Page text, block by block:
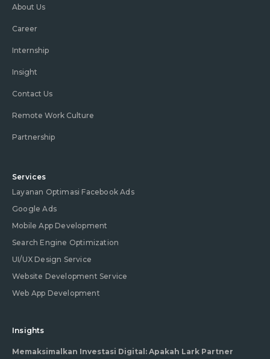
About Us
Career
Internship
Insight
Contact Us
Remote Work Culture
Partnership
Services
Layanan Optimasi Facebook Ads
Google Ads
Mobile App Development
Search Engine Optimization
UI/UX Design Service
Website Development Service
Web App Development
Insights
Memaksimalkan Investasi Digital: Apakah Lark Partner